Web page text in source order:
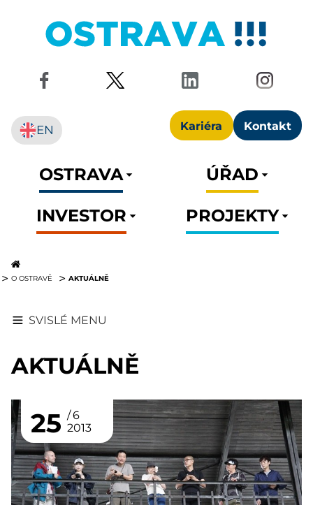
Kariéra Kontakt
EN
OSTRAVA
ÚŘAD
INVESTOR
PROJEKTY
O OSTRAVĚ AKTUÁLNĚ
SVISLÉ MENU
AKTUÁLNĚ
25
6
2013